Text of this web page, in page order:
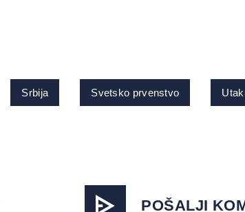
Srbija Svetsko prvenstvo
POŠALJI